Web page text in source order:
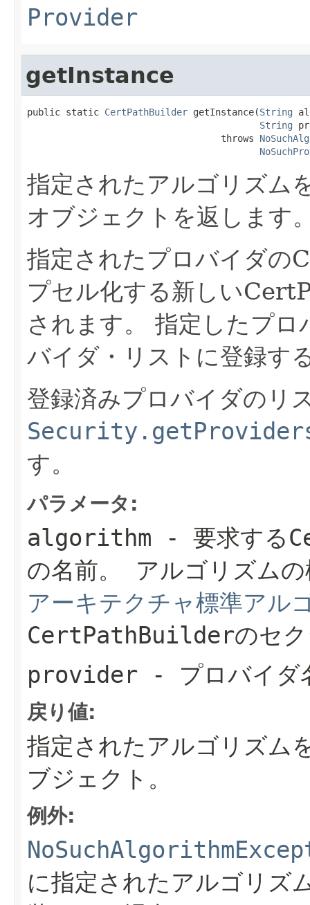
Provider
getInstance
public static CertPathBuilder getInstance(String
String
                                   throws
指定されたアルゴリズム
オブジェクトを返します
指定されたプロバイダ
プセル化する新しい
されます。
指定したプロ
バイダ・リストに登録す
登録済みプロバイダのリ
す。
パラメータ:
algorithm - 要求する
の名前。
アルゴリズム
アーキテクチャ標準アル
CertPathBuilderのセク
provider - プロバイダ
戻り値:
指定されたアルゴリズム
ブジェクト。
例外:
に指定されたアルゴリ